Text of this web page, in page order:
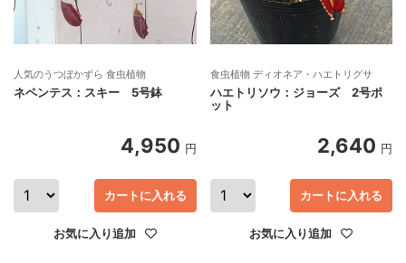
人気のうつぼかずら 食虫植物
ネペンテス：スキー 5号鉢
4,950 円
カートに入れる
お気に入り追加
食虫植物 ディオネア・ハエトリグサ
ハエトリソウ：ジョーズ 2号ポ
ット
2,640 円
カートに入れる
お気に入り追加